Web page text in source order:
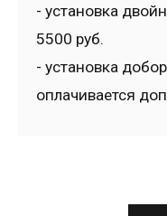
- установка
5500 руб.
- установка
оплачивается